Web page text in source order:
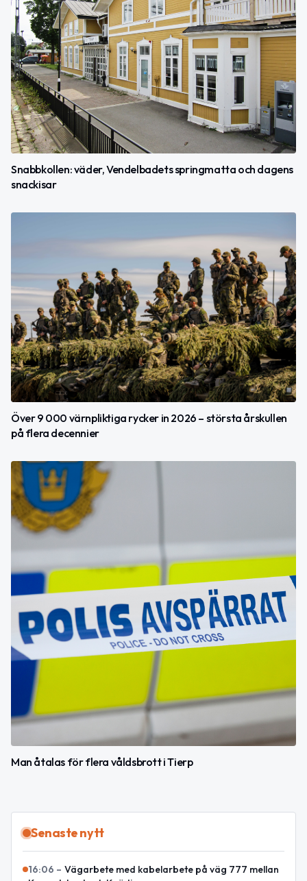
Snabbkollen: väder, Vendelbadets springmatta och dagens
snackisar
Över 9 000 värnpliktiga rycker in 2026 – största årskullen
på flera decennier
Man åtalas för flera våldsbrott i Tierp
Senaste nytt
16:06 – Vägarbete med kabelarbete på väg 777 mellan